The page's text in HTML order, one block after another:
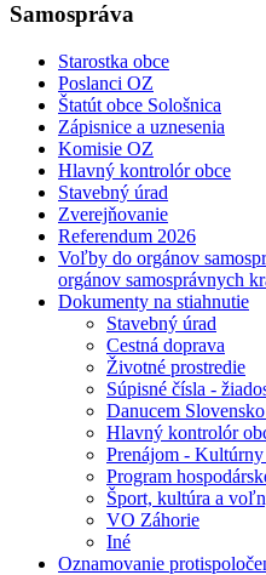
Samospráva
Starostka obce
Poslanci OZ
Štatút obce Sološnica
Zápisnice a uznesenia
Komisie OZ
Hlavný kontrolór obce
Stavebný úrad
Zverejňovanie
Referendum 2026
Voľby do orgánov
orgánov samosprávnych
Dokumenty na stiahnutie
Stavebný úrad
Cestná doprava
Životné prostredie
Súpisné čísla -
Danucem Slovensko
Hlavný kontrolór
Prenájom -
Program
Šport, kultúra a
VO Záhorie
Iné
Oznamovanie